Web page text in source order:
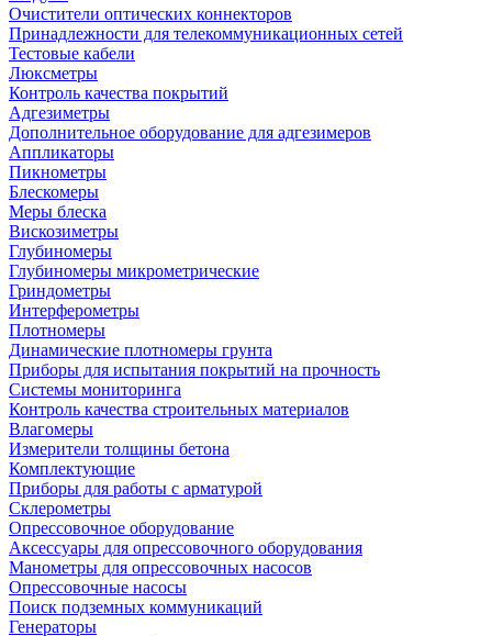
Очистители оптических коннекторов
Принадлежности для телекоммуникационных сетей
Тестовые кабели
Люксметры
Контроль качества покрытий
Адгезиметры
Дополнительное оборудование для адгезимеров
Аппликаторы
Пикнометры
Блескомеры
Меры блеска
Вискозиметры
Глубиномеры
Глубиномеры микрометрические
Гриндометры
Интерферометры
Плотномеры
Динамические плотномеры грунта
Приборы для испытания покрытий на прочность
Системы мониторинга
Контроль качества строительных материалов
Влагомеры
Измерители толщины бетона
Комплектующие
Приборы для работы с арматурой
Склерометры
Опрессовочное оборудование
Аксессуары для опрессовочного оборудования
Манометры для опрессовочных насосов
Опрессовочные насосы
Поиск подземных коммуникаций
Генераторы